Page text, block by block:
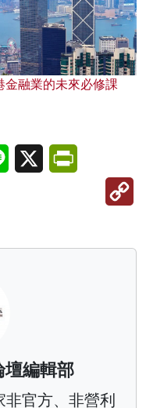
金融業的未來必修課
Line X
壇編輯部
官方、非營利